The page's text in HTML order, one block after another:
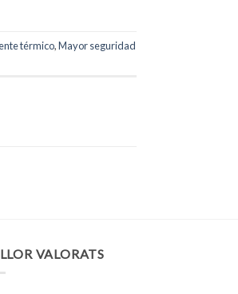
térmico,Mayor seguridad
VALORATS